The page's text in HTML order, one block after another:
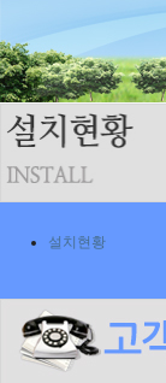
설치현황